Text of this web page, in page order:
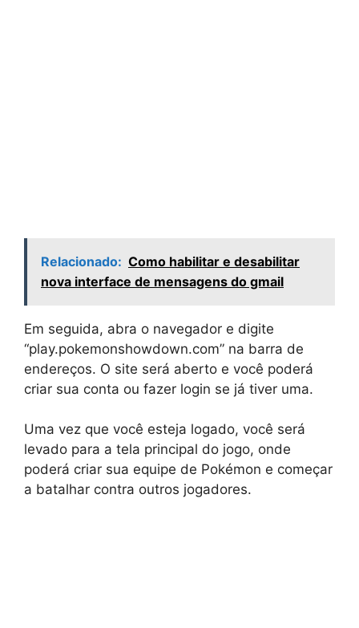
Relacionado: Como habilitar e desabilitar
nova interface de mensagens do gmail
Em seguida, abra o navegador e digite
“play.pokemonshowdown.com” na barra de
endereços. O site será aberto e você poderá
criar sua conta ou fazer login se já tiver uma.
Uma vez que você esteja logado, você será
levado para a tela principal do jogo, onde
poderá criar sua equipe de Pokémon e começar
a batalhar contra outros jogadores.